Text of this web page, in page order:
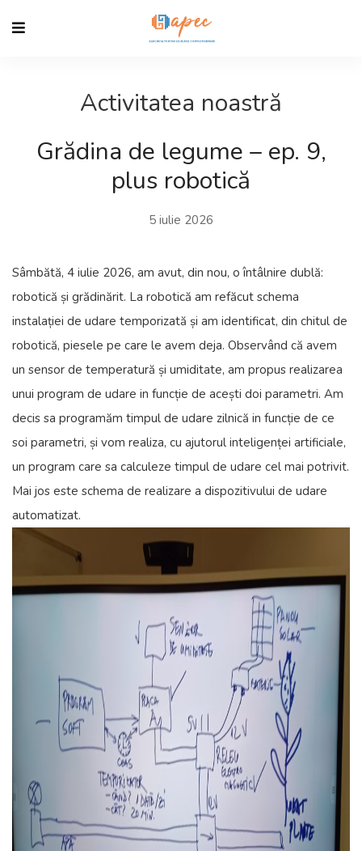
Activitatea noastră
Grădina de legume – ep. 9,
plus robotică
5 iulie 2026
Sâmbătă, 4 iulie 2026, am avut, din nou, o întâlnire dublă:
robotică și grădinărit. La robotică am refăcut schema
instalației de udare temporizată și am identificat, din chitul de
robotică, piesele pe care le avem deja. Observând că avem
un sensor de temperatură și umiditate, am propus realizarea
unui program de udare in funcție de acești doi parametri. Am
decis sa programăm timpul de udare zilnică in funcție de ce
soi parametri, și vom realiza, cu ajutorul inteligenței artificiale,
un program care sa calculeze timpul de udare cel mai potrivit.
Mai jos este schema de realizare a dispozitivului de udare
automatizat.